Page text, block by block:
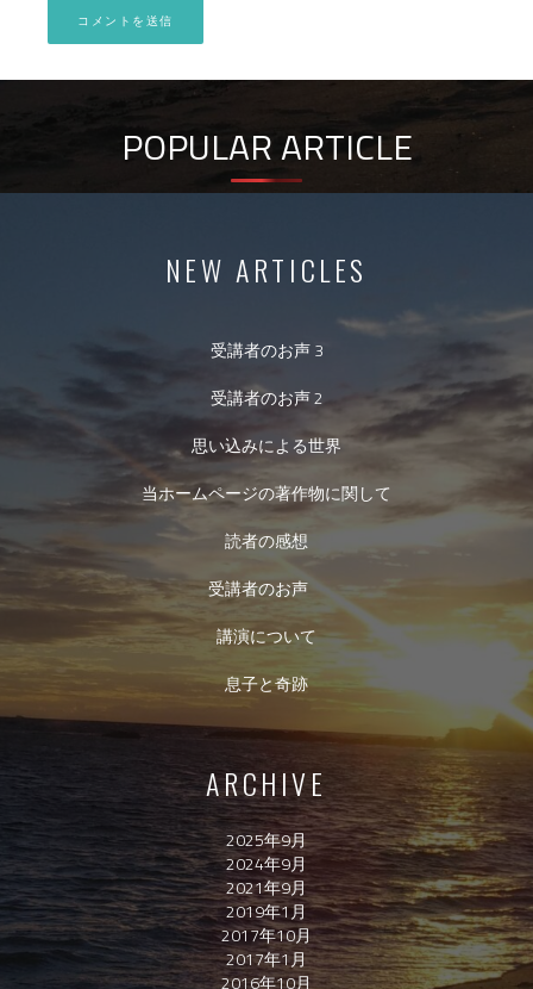
POPULAR ARTICLE
NEW ARTICLES
受講者のお声 3
受講者のお声 2
思い込みによる世界
当ホームページの著作物に関して
読者の感想
受講者のお声
講演について
息子と奇跡
ARCHIVE
2025年9月
2024年9月
2021年9月
2019年1月
2017年10月
2017年1月
2016年10月